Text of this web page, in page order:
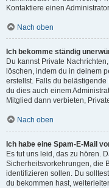
Kontaktiere einen
Nach oben
Ich bekomme ständig
Du kannst Private
löschen, indem du in deinem
erstellst. Falls du
du dies auch einem
Mitglied dann verbieten,
Nach oben
Ich habe eine Spam-E-Mail
Es tut uns leid, das zu hören.
Sicherheitsvorkehrungen, die
identifizieren sollen. Du
du bekommen hast,